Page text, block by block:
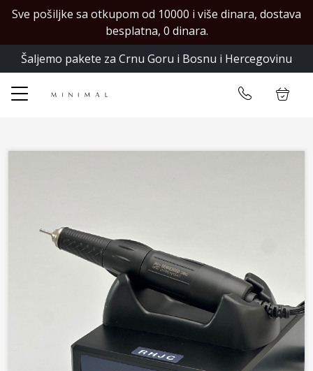
Sve pošiljke sa otkupom od 10000 i više dinara, dostava
besplatna, 0 dinara.
Šaljemo pakete za Crnu Goru i Bosnu i Hercegovinu
Početna
Ulogujte se